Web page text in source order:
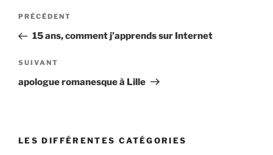
v
i
g
o
A
r
i
PRÉCÉDENT
15 ans, comment j’apprends sur Internet
A
r
l
SUIVANT
apologue romanesque à Lille
LES DIFFÉRENTES CATÉGORIES